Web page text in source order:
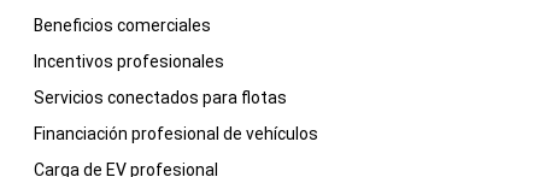
Beneficios comerciales
Incentivos profesionales
Servicios conectados para flotas
Financiación profesional de vehículos
Carga de EV profesional